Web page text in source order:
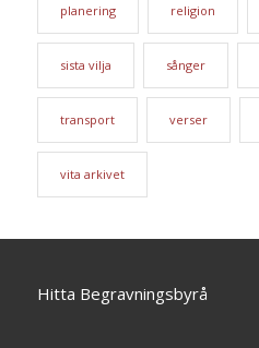
planering religion
sista vilja sånger
transport verser
vita arkivet
Hitta Begravningsbyrå